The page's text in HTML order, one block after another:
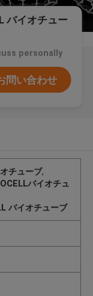
バイオチュー
personally
問い合わせ
チューブ,
バイオチュ
バイオチューブ